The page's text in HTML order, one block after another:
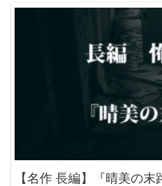
【名作 長編】『晴美の